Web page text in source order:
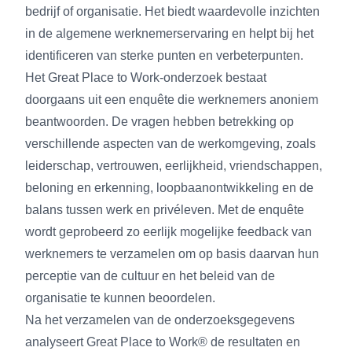
bedrijf of organisatie. Het biedt waardevolle inzichten
in de algemene werknemerservaring en helpt bij het
identificeren van sterke punten en verbeterpunten.
Het Great Place to Work-onderzoek bestaat
doorgaans uit een enquête die werknemers anoniem
beantwoorden. De vragen hebben betrekking op
verschillende aspecten van de werkomgeving, zoals
leiderschap, vertrouwen, eerlijkheid, vriendschappen,
beloning en erkenning, loopbaanontwikkeling en de
balans tussen werk en privéleven. Met de enquête
wordt geprobeerd zo eerlijk mogelijke feedback van
werknemers te verzamelen om op basis daarvan hun
perceptie van de cultuur en het beleid van de
organisatie te kunnen beoordelen.
Na het verzamelen van de onderzoeksgegevens
analyseert Great Place to Work® de resultaten en